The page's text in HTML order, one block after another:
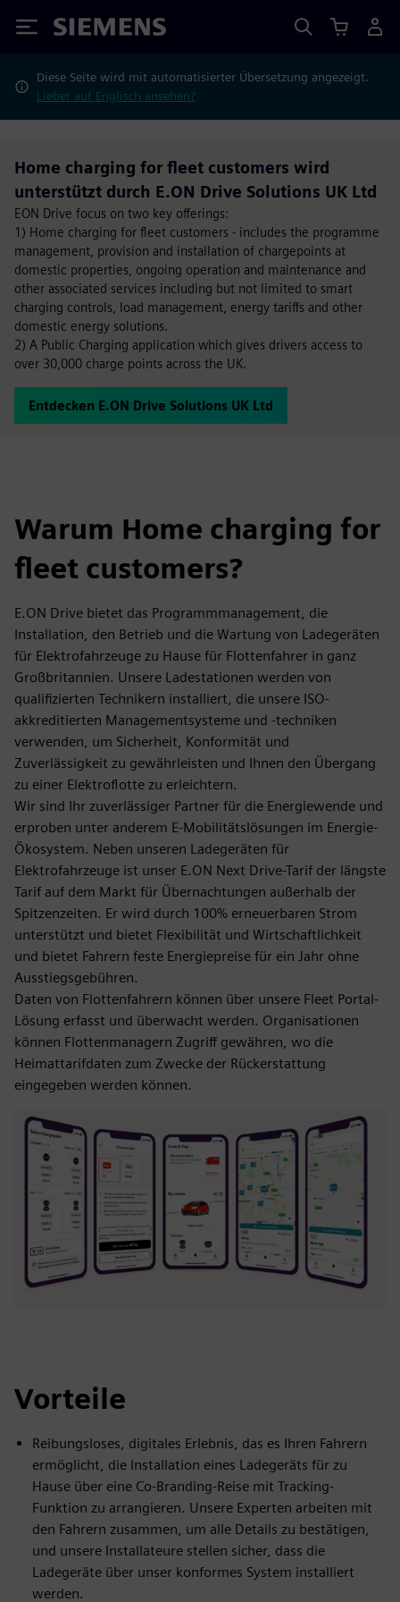
Siemens
Diese Seite wird mit automatisierter Übersetzung angezeigt.
Lieber auf Englisch ansehen?
Home charging for fleet customers wird
unterstützt durch E.ON Drive Solutions UK Ltd
EON Drive focus on two key offerings:
1) Home charging for fleet customers - includes the programme
management, provision and installation of chargepoints at
domestic properties, ongoing operation and maintenance and
other associated services including but not limited to smart
charging controls, load management, energy tariffs and other
domestic energy solutions.
2) A Public Charging application which gives drivers access to
over 30,000 charge points across the UK.
Entdecken E.ON Drive Solutions UK Ltd
Warum Home charging for
fleet customers?
E.ON Drive bietet das Programmmanagement, die
Installation, den Betrieb und die Wartung von Ladegeräten
für Elektrofahrzeuge zu Hause für Flottenfahrer in ganz
Großbritannien. Unsere Ladestationen werden von
qualifizierten Technikern installiert, die unsere ISO-
akkreditierten Managementsysteme und -techniken
verwenden, um Sicherheit, Konformität und
Zuverlässigkeit zu gewährleisten und Ihnen den Übergang
zu einer Elektroflotte zu erleichtern.
Wir sind Ihr zuverlässiger Partner für die Energiewende und
erproben unter anderem E-Mobilitätslösungen im Energie-
Ökosystem. Neben unseren Ladegeräten für
Elektrofahrzeuge ist unser E.ON Next Drive-Tarif der längste
Tarif auf dem Markt für Übernachtungen außerhalb der
Spitzenzeiten. Er wird durch 100% erneuerbaren Strom
unterstützt und bietet Flexibilität und Wirtschaftlichkeit
und bietet Fahrern feste Energiepreise für ein Jahr ohne
Ausstiegsgebühren.
Daten von Flottenfahrern können über unsere Fleet Portal-
Lösung erfasst und überwacht werden. Organisationen
können Flottenmanagern Zugriff gewähren, wo die
Heimattarifdaten zum Zwecke der Rückerstattung
eingegeben werden können.
Vorteile
Reibungsloses, digitales Erlebnis, das es Ihren Fahrern
ermöglicht, die Installation eines Ladegeräts für zu
Hause über eine Co-Branding-Reise mit Tracking-
Funktion zu arrangieren. Unsere Experten arbeiten mit
den Fahrern zusammen, um alle Details zu bestätigen,
und unsere Installateure stellen sicher, dass die
Ladegeräte über unser konformes System installiert
werden.